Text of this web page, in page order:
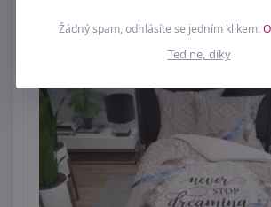
Žádný spam, odhlásíte se jedním klikem.
Teď ne, díky